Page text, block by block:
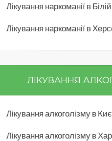
Лікування наркоманії в
Лікування наркоманії в
ЛІКУВАННЯ
Лікування алкоголізму в
Лікування алкоголізму в